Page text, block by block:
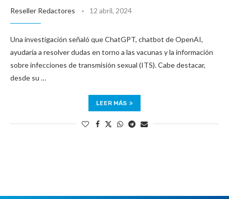
Reseller Redactores 12 abril, 2024
Una investigación señaló que ChatGPT, chatbot de OpenAI,
ayudaría a resolver dudas en torno a las vacunas y la información
sobre infecciones de transmisión sexual (ITS). Cabe destacar,
desde su …
LEER MÁS